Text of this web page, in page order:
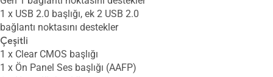
1 x USB 2.0 başlığı, ek 2 USB 2.0
bağlantı noktasını destekler
Çeşitli
1 x Clear CMOS başlığı
1 x Ön Panel Ses başlığı (AAFP)